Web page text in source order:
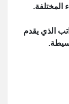
المختلفة.
الذي يقدم